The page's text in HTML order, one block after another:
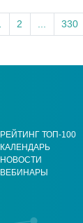
2 330
РЕЙТИНГ ТОП-100
КАЛЕНДАРЬ
НОВОСТИ
ВЕБИНАРЫ